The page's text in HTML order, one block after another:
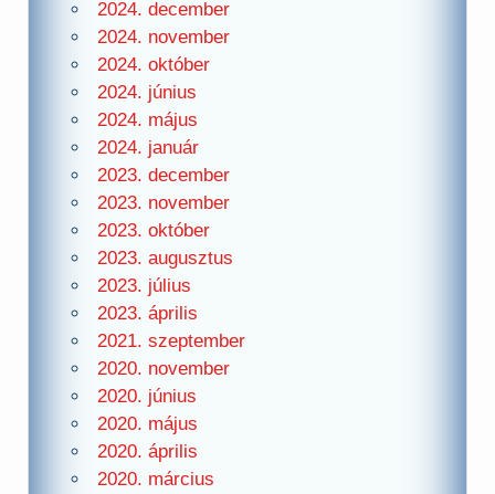
2024. december
2024. november
2024. október
2024. június
2024. május
2024. január
2023. december
2023. november
2023. október
2023. augusztus
2023. július
2023. április
2021. szeptember
2020. november
2020. június
2020. május
2020. április
2020. március